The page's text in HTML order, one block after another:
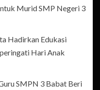
Murid SMP Negeri 3
Hadirkan Edukasi
Hari Anak
SMPN 3 Babat Beri